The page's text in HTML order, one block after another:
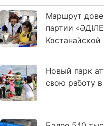
Маршрут
партии
Костанайской
Новый парк
свою работу